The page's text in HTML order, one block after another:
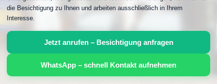
die Besichtigung zu Ihnen und arbeiten ausschließlich in Ihrem
Interesse.
Jetzt anrufen – Besichtigung anfragen
WhatsApp – schnell Kontakt aufnehmen